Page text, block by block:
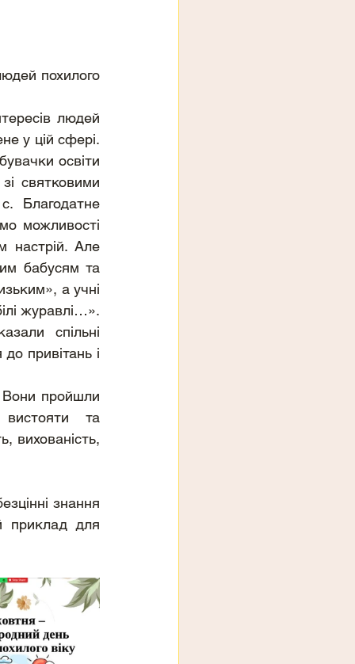
похилого
людей
у цій сфері.
освіти
святковими
Благодатне
можливості
настрій. Але
бабусям та
а учні
журавлі…».
спільні
привітань і
Вони пройшли
вистояти  та
вихованість,
знання
приклад для